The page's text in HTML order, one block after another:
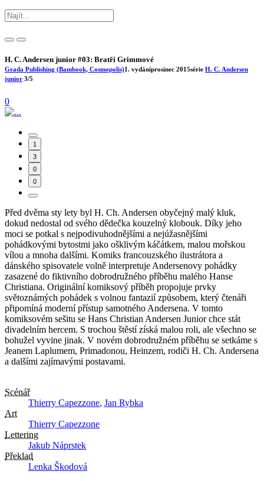
H. C. Andersen junior #03: Bratři Grimmové
Grada Publishing (Bambook, Cosmopolis)1. vydáníprosinec 2015série H. C. Andersen
junior 3/5
0
1
3
0
0
Před dvěma sty lety byl H. Ch. Andersen obyčejný malý kluk,
dokud nedostal od svého dědečka kouzelný klobouk. Díky jeho
moci se potkal s nejpodivuhodnějšími a nejúžasnějšími
pohádkovými bytostmi jako ošklivým káčátkem, malou mořskou
vílou a mnoha dalšími. Komiks francouzského ilustrátora a
dánského spisovatele volně interpretuje Andersenovy pohádky
zasazené do fiktivního dobrodružného příběhu malého Hanse
Christiana. Originální komiksový příběh propojuje prvky
světoznámých pohádek s volnou fantazií způsobem, který čtenáři
připomíná moderní přístup samotného Andersena. V tomto
komiksovém sešitu se Hans Christian Andersen Junior chce stát
divadelním hercem. S trochou štěstí získá malou roli, ale všechno se
bohužel vyvine jinak. V novém dobrodružném příběhu se setkáme s
Jeanem Laplumem, Primadonou, Heinzem, rodiči H. Ch. Andersena
a dalšími zajímavými postavami.
Scénář
Thierry Capezzone, Jan Rybka
Art
Thierry Capezzone
Lettering
Jakub Náprstek
Překlad
Lenka Škodová